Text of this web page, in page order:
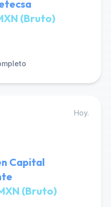
(Bruto)
Hoy.
Capital
(Bruto)